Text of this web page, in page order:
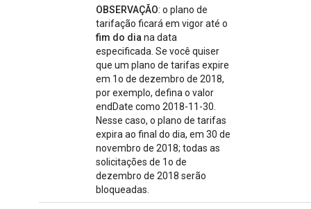
OBSERVAÇÃO: o plano de
tarifação ficará em vigor até o
fim do dia na data
especificada. Se você quiser
que um plano de tarifas expire
em 1o de dezembro de 2018,
por exemplo, defina o valor
endDate como 2018-11-30.
Nesse caso, o plano de tarifas
expira ao final do dia, em 30 de
novembro de 2018; todas as
solicitações de 1o de
dezembro de 2018 serão
bloqueadas.